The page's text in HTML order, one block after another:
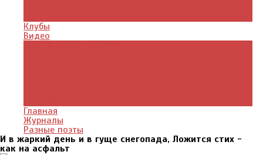
Клубы
Видео
Главная
Журналы
Разные поэты
И в жаркий день и в гуще снегопада, Ложится стих -
как на асфальт